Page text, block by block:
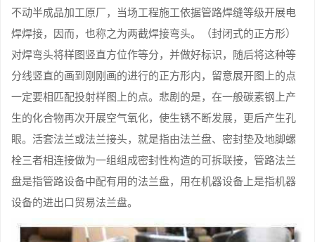
不动半成品加工原厂，当场工程施工依据管路焊缝等级开展电
焊焊接，因而，也称之为两截焊接弯头。（封闭式的正方形）
对焊弯头将样图竖直方位作等分，并做好标识，随后将这种等
分线竖直的画到刚刚画的进行的正方形内，留意展开图上的点
一定要相匹配投射样图上的点。悲剧的是，在一般碳素钢上产
生的化合物再次开展空气氧化，使生锈不断发展，更后产生孔
眼。活套法兰或法兰接头，就是指由法兰盘、密封垫及地脚螺
栓三者相连接做为一组组成密封性构造的可拆联接，管路法兰
盘是指管路设备中配有用的法兰盘，用在机器设备上是指机器
设备的进出口贸易法兰盘。